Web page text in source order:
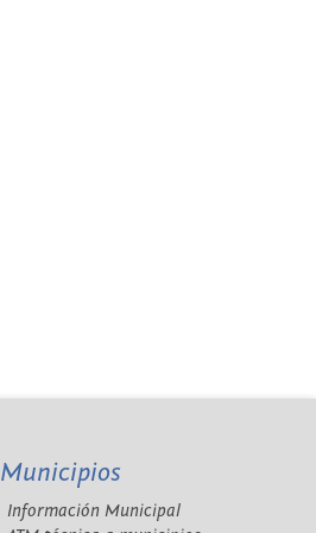
Municipios
Información Municipal